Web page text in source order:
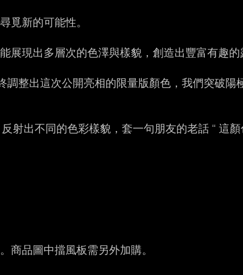
覓新的可能性。
現出多層次的色澤與樣貌，創造出豐富有趣的
整出這次公開亮相的限量版顏色，我們突破
射出不同的色彩樣貌，套一句朋友的老話 “ 這
商品圖中擋風板需另外加購。